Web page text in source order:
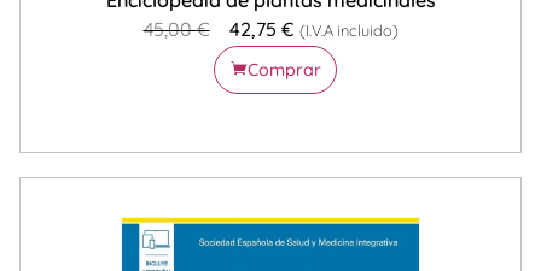
45,00€ 42,75 € (I.V.A incluido)
Comprar